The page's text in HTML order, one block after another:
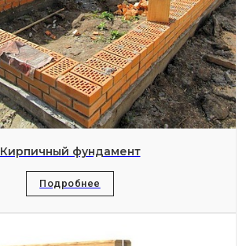
Кирпичный фундамент
Подробнее